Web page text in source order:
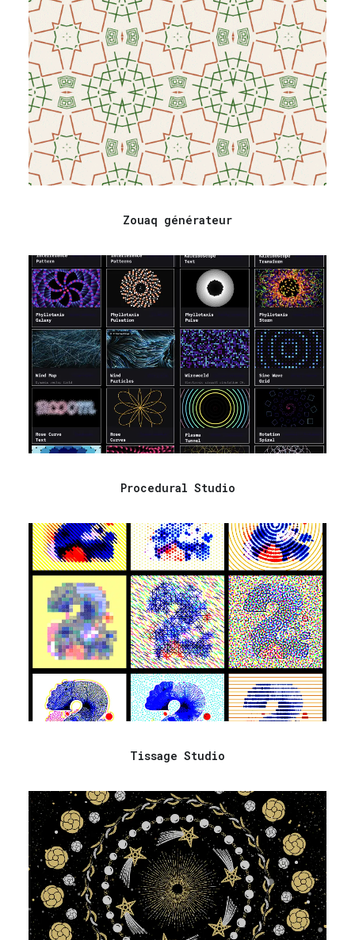
Zouaq générateur
Procedural Studio
Tissage Studio